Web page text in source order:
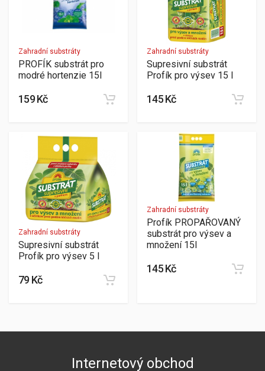
Zahradní substráty
PROFÍK substrát pro
modré hortenzie 15l
159 Kč
Zahradní substráty
Supresivní substrát
Profík pro výsev 15 l
145 Kč
Zahradní substráty
Supresivní substrát
Profík pro výsev 5 l
79 Kč
Zahradní substráty
Profík PROPAŘOVANÝ
substrát pro výsev a
množení 15l
145 Kč
Internetový obchod